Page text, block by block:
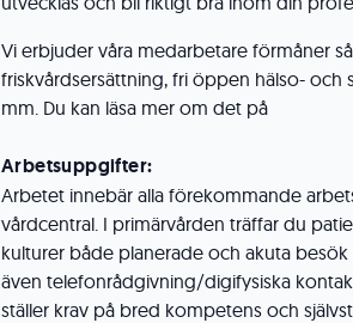
Vi erbjuder våra medarbetare förmåner
friskvårdsersättning, fri öppen hälso- och
mm. Du kan läsa mer om det på
Arbetsuppgifter:
Arbetet innebär alla förekommande
vårdcentral. I primärvården träffar du
kulturer både planerade och akuta
även telefonrådgivning/digifysiska
ställer krav på bred kompetens och